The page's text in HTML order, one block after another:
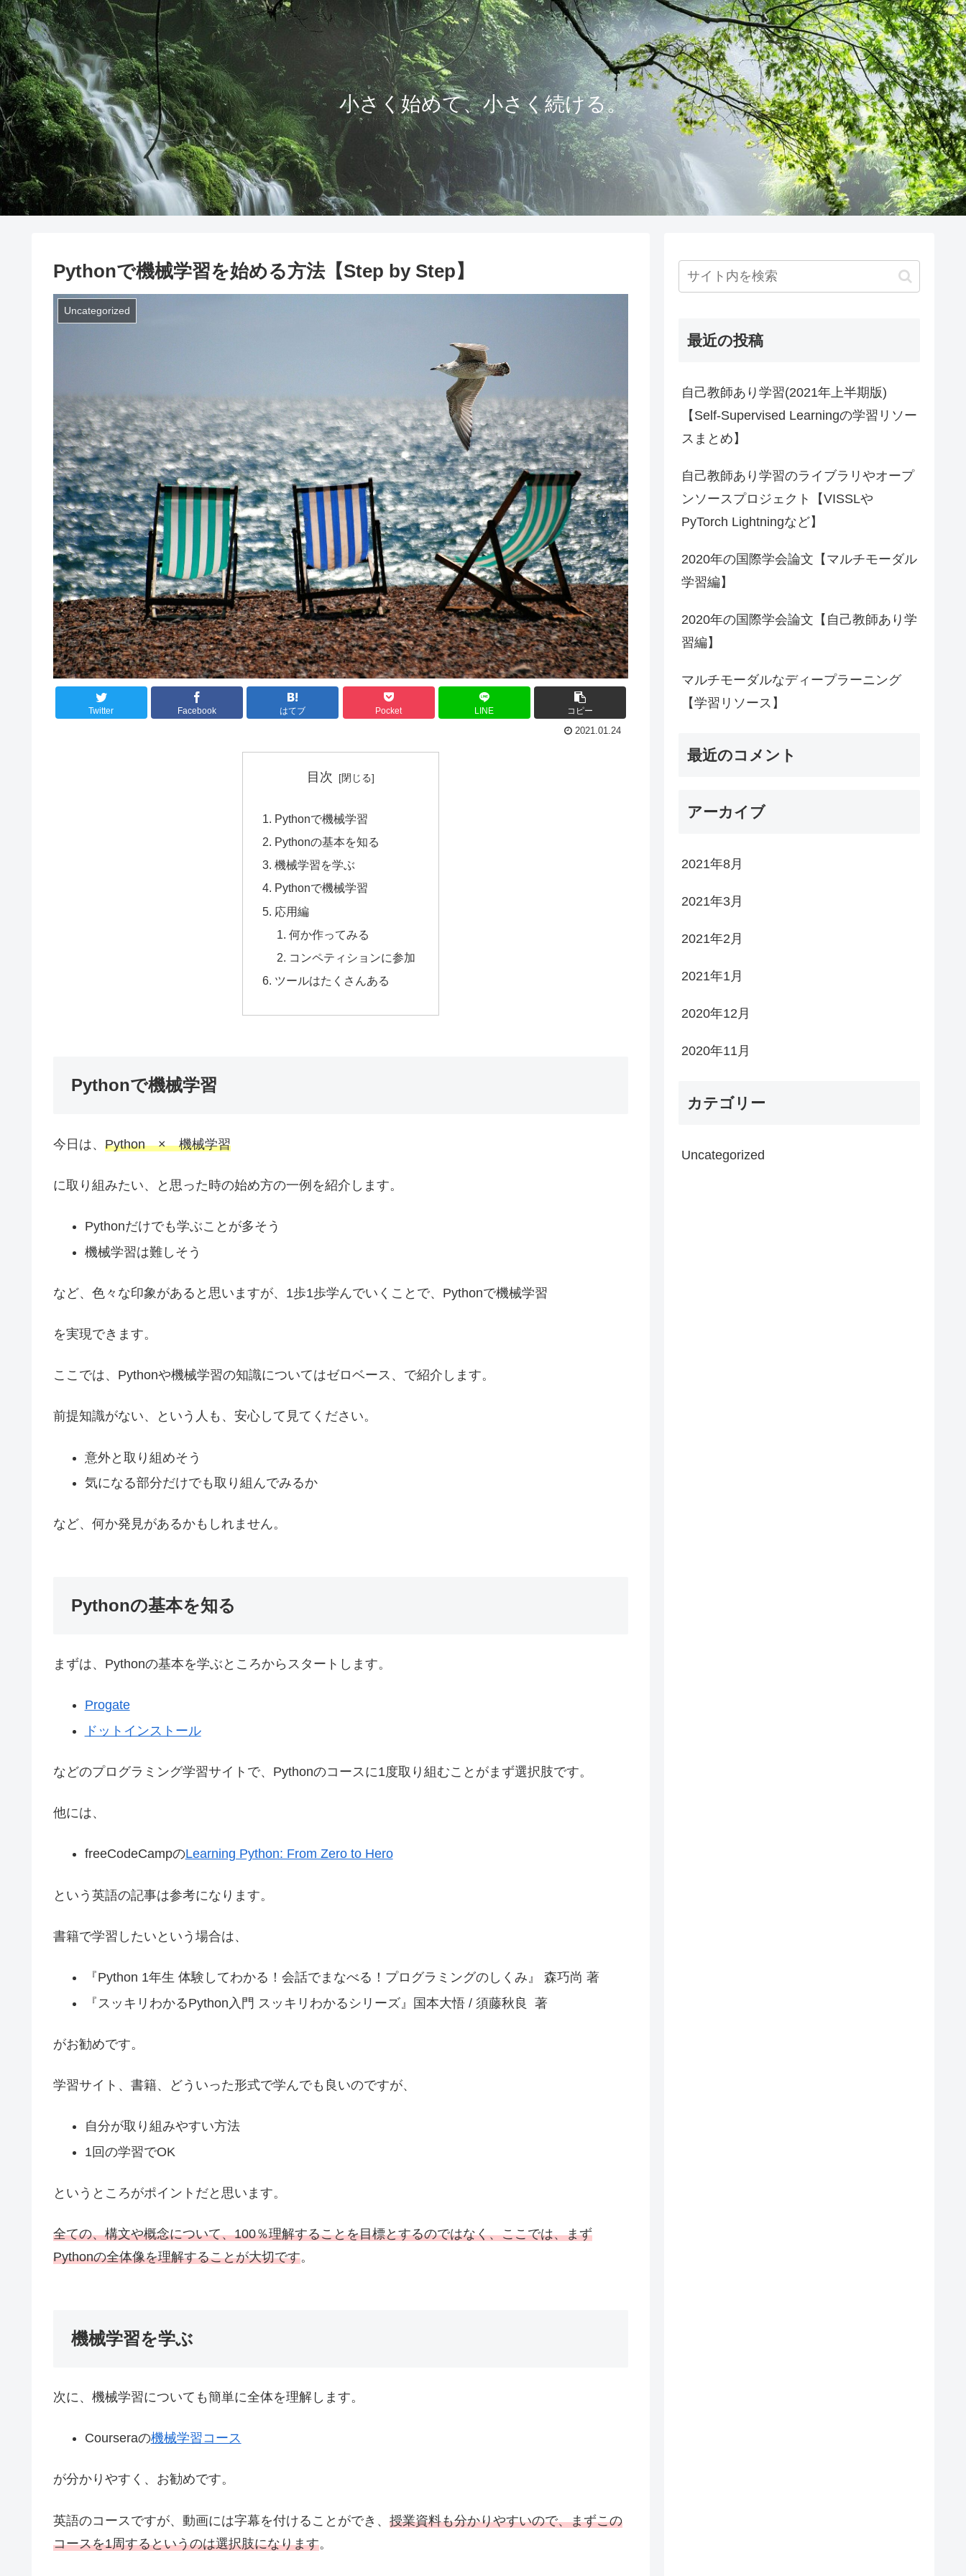
小さく始めて、小さく続ける。
Pythonで機械学習を始める方法【Step by Step】
Uncategorized
Twitter Facebook はてブ Pocket LINE コピー
2021.01.24
目次
Pythonで機械学習
Pythonの基本を知る
機械学習を学ぶ
Pythonで機械学習
応用編
何か作ってみる
コンペティションに参加
ツールはたくさんある
Pythonで機械学習
今日は、 Python × 機械学習
に取り組みたい、と思った時の始め方の一例を紹介します。
Pythonだけでも学ぶことが多そう
機械学習は難しそう
など、色々な印象があると思いますが、1歩1歩学んでいくことで、Pythonで機械学習
を実現できます。
ここでは、Pythonや機械学習の知識についてはゼロベース、で紹介します。
前提知識がない、という人も、安心して見てください。
意外と取り組めそう
気になる部分だけでも取り組んでみるか
など、何か発見があるかもしれません。
Pythonの基本を知る
まずは、Pythonの基本を学ぶところからスタートします。
Progate
ドットインストール
などのプログラミング学習サイトで、Pythonのコースに1度取り組むことがまず選択肢です。
他には、
freeCodeCampのLearning Python: From Zero to Hero
という英語の記事は参考になります。
書籍で学習したいという場合は、
『Python 1年生 体験してわかる！会話でまなべる！プログラミングのしくみ』 森巧尚 著
『スッキリわかるPython入門 スッキリわかるシリーズ』国本大悟 / 須藤秋良 著
がお勧めです。
学習サイト、書籍、どういった形式で学んでも良いのですが、
自分が取り組みやすい方法
1回の学習でOK
というところがポイントだと思います。
全ての、構文や概念について、100％理解することを目標とするのではなく、ここでは、まず
Pythonの全体像を理解することが大切です。
機械学習を学ぶ
次に、機械学習についても簡単に全体を理解します。
Courseraの機械学習コース
が分かりやすく、お勧めです。
英語のコースですが、動画には字幕を付けることができ、 授業資料も分かりやすいので、まずこの
コースを1周するというのは選択肢になります。
最近の投稿
自己教師あり学習(2021年上半期版)
【Self-Supervised Learningの学習リソー
スまとめ】
自己教師あり学習のライブラリやオープ
ンソースプロジェクト【VISSLや
PyTorch Lightningなど】
2020年の国際学会論文【マルチモーダル
学習編】
2020年の国際学会論文【自己教師あり学
習編】
マルチモーダルなディープラーニング
【学習リソース】
最近のコメント
アーカイブ
2021年8月
2021年3月
2021年2月
2021年1月
2020年12月
2020年11月
カテゴリー
Uncategorized